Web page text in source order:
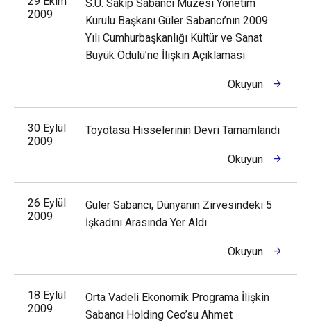
2009
S.Ü. Sakıp Sabancı Müzesi Yönetim
Kurulu Başkanı Güler Sabancı’nın 2009
Yılı Cumhurbaşkanlığı Kültür ve Sanat
Büyük Ödülü’ne İlişkin Açıklaması
Okuyun
30 Eylül
2009
Toyotasa Hisselerinin Devri Tamamlandı
Okuyun
26 Eylül
2009
Güler Sabancı, Dünyanın Zirvesindeki 5
İşkadını Arasında Yer Aldı
Okuyun
18 Eylül
2009
Orta Vadeli Ekonomik Programa İlişkin
Sabancı Holding Ceo’su Ahmet